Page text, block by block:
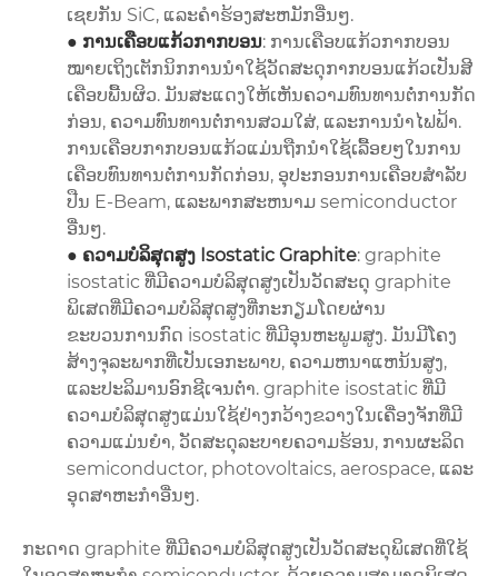
ເຊຍກັນ SiC, ແລະຄໍາຮ້ອງສະຫມັກອື່ນໆ.
● ການເຄືອບແກ້ວກາກບອນ: ການເຄືອບແກ້ວກາກບອນ
ໝາຍເຖິງເຕັກນິກການນຳໃຊ້ວັດສະດຸກາກບອນແກ້ວເປັນສີ
ເຄືອບພື້ນຜິວ. ມັນສະແດງໃຫ້ເຫັນຄວາມທົນທານຕໍ່ການກັດ
ກ່ອນ, ຄວາມທົນທານຕໍ່ການສວມໃສ່, ແລະການນໍາໄຟຟ້າ.
ການເຄືອບກາກບອນແກ້ວແມ່ນຖືກນໍາໃຊ້ເລື້ອຍໆໃນການ
ເຄືອບທົນທານຕໍ່ການກັດກ່ອນ, ອຸປະກອນການເຄືອບສໍາລັບ
ປືນ E-Beam, ແລະພາກສະຫນາມ semiconductor
ອື່ນໆ.
● ຄວາມບໍລິສຸດສູງ Isostatic Graphite: graphite
isostatic ທີ່ມີຄວາມບໍລິສຸດສູງເປັນວັດສະດຸ graphite
ພິເສດທີ່ມີຄວາມບໍລິສຸດສູງທີ່ກະກຽມໂດຍຜ່ານ
ຂະບວນການກົດ isostatic ທີ່ມີອຸນຫະພູມສູງ. ມັນມີໂຄງ
ສ້າງຈຸລະພາກທີ່ເປັນເອກະພາບ, ຄວາມຫນາແຫນ້ນສູງ,
ແລະປະລິມານອົກຊີເຈນຕ່ໍາ. graphite isostatic ທີ່ມີ
ຄວາມບໍລິສຸດສູງແມ່ນໃຊ້ຢ່າງກວ້າງຂວາງໃນເຄື່ອງຈັກທີ່ມີ
ຄວາມແມ່ນຍໍາ, ວັດສະດຸລະບາຍຄວາມຮ້ອນ, ການຜະລິດ
semiconductor, photovoltaics, aerospace, ແລະ
ອຸດສາຫະກໍາອື່ນໆ.
ກະດາດ graphite ທີ່ມີຄວາມບໍລິສຸດສູງເປັນວັດສະດຸພິເສດທີ່ໃຊ້